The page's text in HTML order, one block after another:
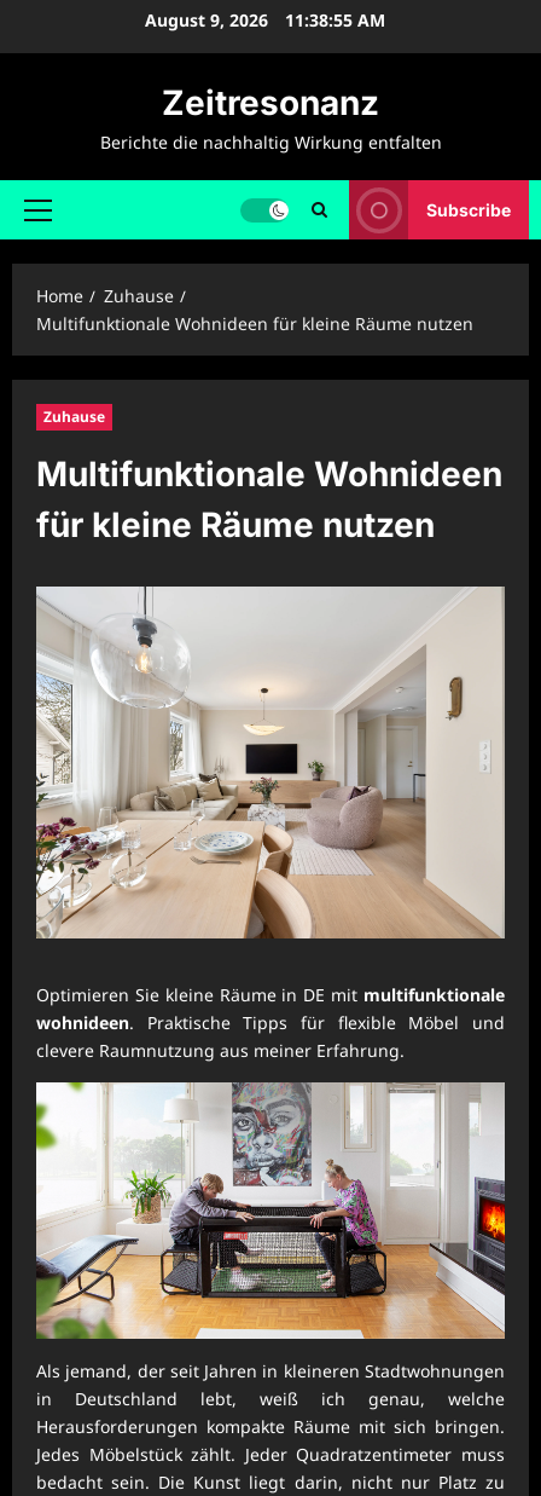
August 9, 2026 11:38:56 AM
Zeitresonanz
Berichte die nachhaltig Wirkung entfalten
Primary
Subscribe
Home
Zuhause
Multifunktionale Wohnideen für kleine Räume nutzen
Zuhause
Multifunktionale Wohnideen
für kleine Räume nutzen
Optimieren Sie kleine Räume in DE mit multifunktionale
wohnideen. Praktische Tipps für flexible Möbel und
clevere Raumnutzung aus meiner Erfahrung.
Als jemand, der seit Jahren in kleineren Stadtwohnungen
in Deutschland lebt, weiß ich genau, welche
Herausforderungen kompakte Räume mit sich bringen.
Jedes Möbelstück zählt. Jeder Quadratzentimeter muss
bedacht sein. Die Kunst liegt darin, nicht nur Platz zu